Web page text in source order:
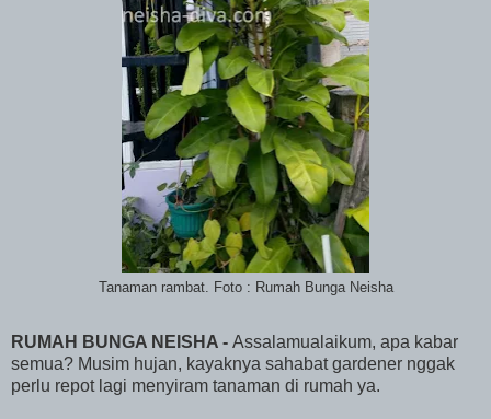
Tanaman rambat. Foto : Rumah Bunga Neisha
RUMAH BUNGA NEISHA - Assalamualaikum, apa kabar
semua? Musim hujan, kayaknya sahabat gardener nggak
perlu repot lagi menyiram tanaman di rumah ya.